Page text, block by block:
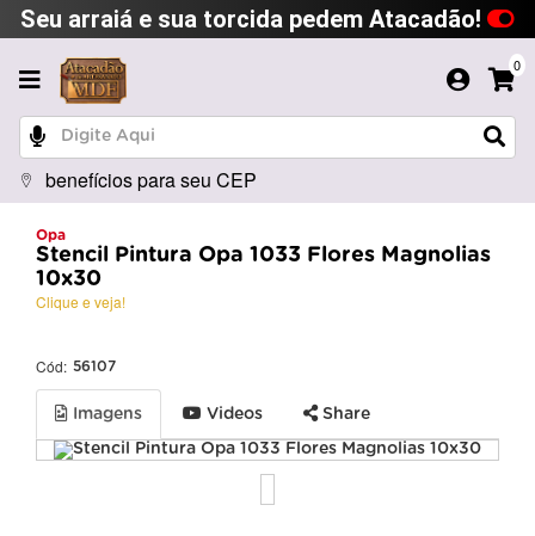
Seu arraiá e sua torcida pedem Atacadão!
0
benefícios para seu CEP
Opa
Stencil Pintura Opa 1033 Flores Magnolias
10x30
Clique e veja!
Cód: 56107
Imagens Videos Share